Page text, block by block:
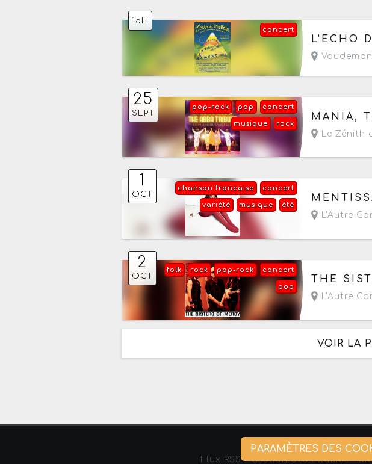
15H
concert
Aujourd'hui
L'ECHO
25
SEPT
concert
pop
pop-rock
rock
musique
Le vendredi
MANIA,
Le Zénith
1
OCT
concert
chanson francaise
été
musique
variété
Le jeudi 1
L'Autre
2
OCT
concert
pop-rock
rock
folk
pop
Le vendredi
THE
L'Autre
VOIR LA
Flux RSS-Gestion des cookies -
PARAMÈTRES DES